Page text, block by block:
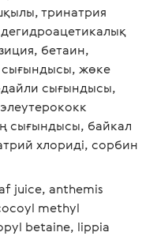
тринатрия
бетаин,
жөке
дайли сығындысы,
сығындысы, байкал
хлориді, сорбин
juice, anthemis
methyl
betaine, lippia